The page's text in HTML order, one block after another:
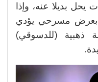
بديلا عنه، وإذا
بعرض مسرحي يؤدي
ذهبية (للدسوقي)